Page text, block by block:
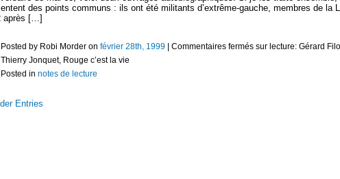
des points communs : ils ont été militants d’extrême-gauche, membres de la
après […]
Posted by Robi Morder on février 28th, 1999 | Commentaires fermés sur lecture: Gérard
Thierry Jonquet, Rouge c’est la vie
Posted in notes de lecture
Entries